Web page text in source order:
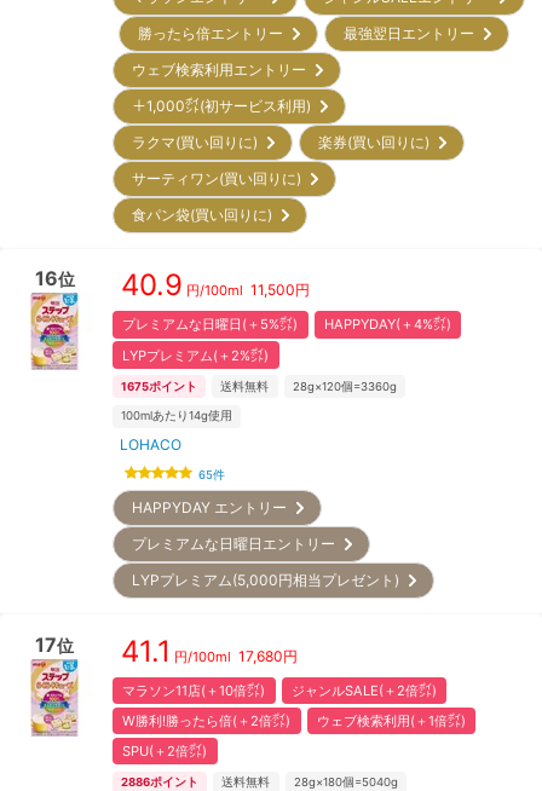
勝ったら倍エントリー
最強翌日エントリー
ウェブ検索利用エントリー
＋1,000㌽(初サービス利用)
ラクマ(買い回りに)
楽券(買い回りに)
サーティワン(買い回りに)
食パン袋(買い回りに)
16位 40.9 円/100ml 11,500円
プレミアムな日曜日(＋5%㌽)
HAPPYDAY(＋4%㌽)
LYPプレミアム(＋2%㌽)
1675ポイント 送料無料 28g×120個=3360g
100mlあたり14g使用
LOHACO
65件
HAPPYDAY エントリー
プレミアムな日曜日エントリー
LYPプレミアム(5,000円相当プレゼント)
17位 41.1 円/100ml 17,680円
マラソン11店(＋10倍㌽)
ジャンルSALE(＋2倍㌽)
W勝利!勝ったら倍(＋2倍㌽)
ウェブ検索利用(＋1倍㌽)
SPU(＋2倍㌽)
2886ポイント 送料無料 28g×180個=5040g